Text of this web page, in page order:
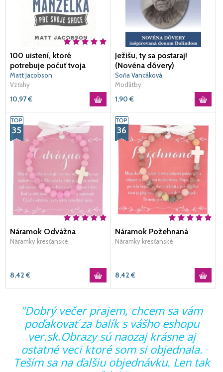
100 uistení, ktoré
potrebuje počuť tvoja
manželka
Matt Jacobson
Vzťahy
10,97€
Ježišu, ty sa postaraj!
(Novéna dôvery)
Soňa Vancáková
Modlitby
1,90 €
35
Náramok Odvážna
Náramky kresťanské
8,42 €
36
Náramok Požehnaná
Náramky kresťanské
8,42 €
"Dobrý večer prajem, chcem sa vám
poďakovať za balík s vášho eshopu
ver.sk.Obrazy sú naozaj krásne aj
ostatné veci ktoré som si objednala.
Teším sa na ďalšiu objednávku. Len tak